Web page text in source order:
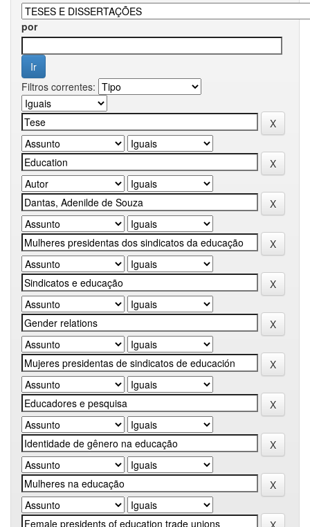
por
Filtros correntes: